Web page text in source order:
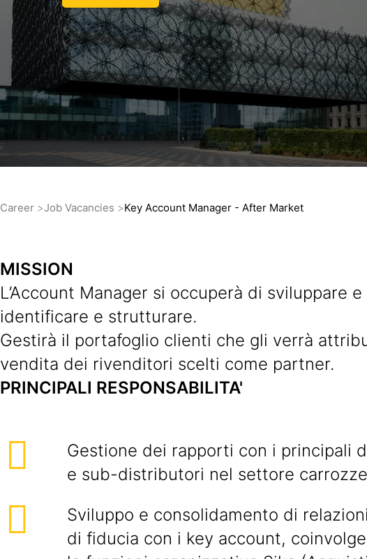
Career Job Vacancies Key Account Manager - After Market
MISSION
L’Account Manager si occuperà di
identificare e strutturare.
Gestirà il portafoglio clienti che gli verrà
vendita dei rivenditori scelti come partner.
PRINCIPALI RESPONSABILITA'
Gestione dei rapporti con i principali
e sub-distributori nel settore
Sviluppo e consolidamento di
di fiducia con i key account,